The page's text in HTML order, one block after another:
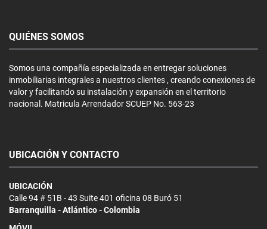
QUIÉNES SOMOS
Somos una compañía especializada en entregar soluciones
inmobiliarias integrales a nuestros clientes , creando conexiones de
valor y facilitando su instalación y expansión en el territorio
nacional. Matricula Arrendador SCUEP No. 563-23
UBICACIÓN Y CONTACTO
UBICACIÓN
Calle 94 # 51B - 43 Suite 401 oficina 08 Buró 51
Barranquilla - Atlántico - Colombia